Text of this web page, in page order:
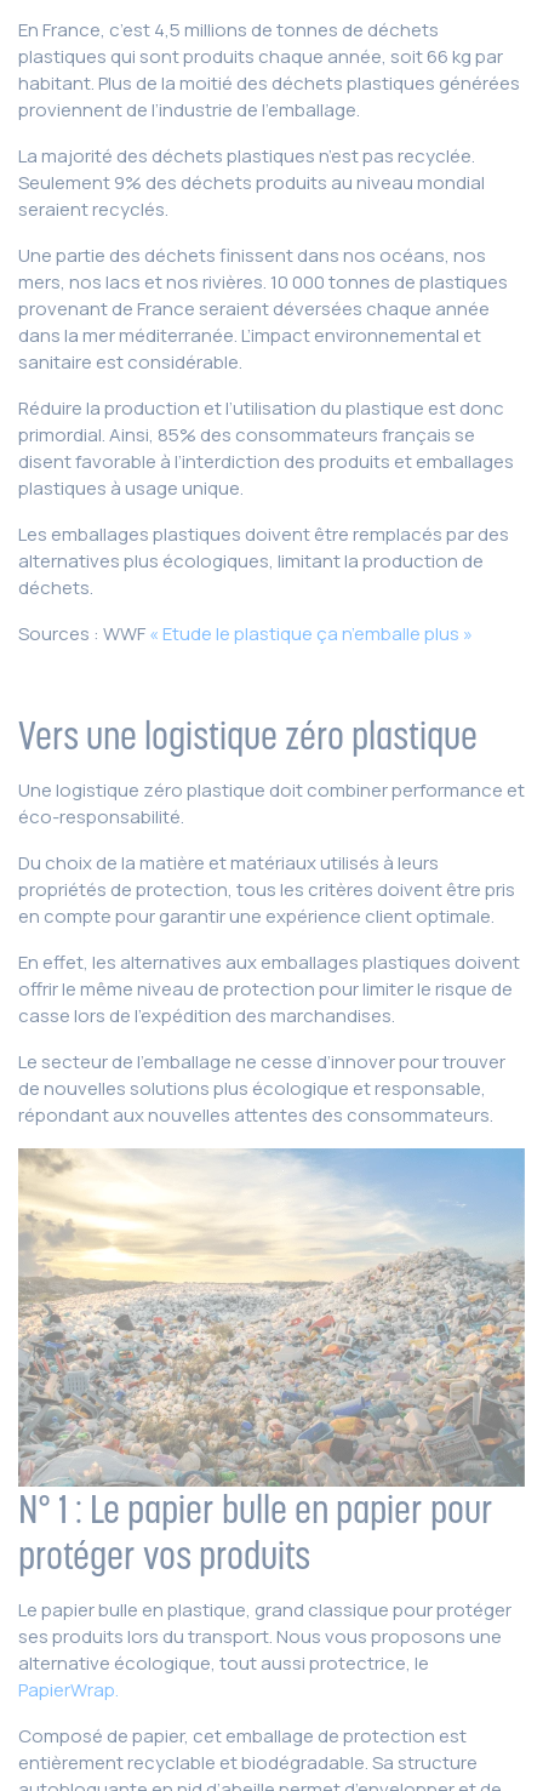
En France, c’est 4,5 millions de tonnes de déchets
plastiques qui sont produits chaque année, soit 66 kg par
habitant. Plus de la moitié des déchets plastiques générées
proviennent de l’industrie de l’emballage.
La majorité des déchets plastiques n’est pas recyclée.
Seulement 9% des déchets produits au niveau mondial
seraient recyclés.
Une partie des déchets finissent dans nos océans, nos
mers, nos lacs et nos rivières. 10 000 tonnes de plastiques
provenant de France seraient déversées chaque année
dans la mer méditerranée. L’impact environnemental et
sanitaire est considérable.
Réduire la production et l’utilisation du plastique est donc
primordial. Ainsi, 85% des consommateurs français se
disent favorable à l’interdiction des produits et emballages
plastiques à usage unique.
Les emballages plastiques doivent être remplacés par des
alternatives plus écologiques, limitant la production de
déchets.
Sources : WWF« Etude le plastique ça n’emballe plus »
Vers une logistique zéro plastique
Une logistique zéro plastique doit combiner performance et
éco-responsabilité.
Du choix de la matière et matériaux utilisés à leurs
propriétés de protection, tous les critères doivent être pris
en compte pour garantir une expérience client optimale.
En effet, les alternatives aux emballages plastiques doivent
offrir le même niveau de protection pour limiter le risque de
casse lors de l’expédition des marchandises.
Le secteur de l’emballage ne cesse d’innover pour trouver
de nouvelles solutions plus écologique et responsable,
répondant aux nouvelles attentes des consommateurs.
N° 1 : Le papier bulle en papier pour
protéger vos produits
Le papier bulle en plastique, grand classique pour protéger
ses produits lors du transport. Nous vous proposons une
alternative écologique, tout aussi protectrice, le
PapierWrap.
Composé de papier, cet emballage de protection est
entièrement recyclable et biodégradable. Sa structure